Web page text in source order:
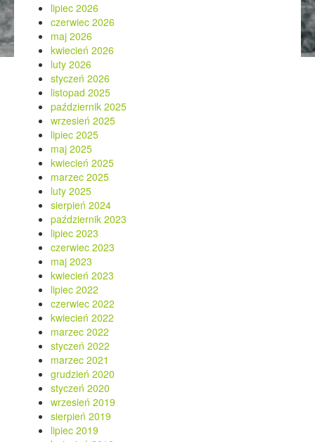
lipiec 2026
czerwiec 2026
maj 2026
kwiecień 2026
luty 2026
styczeń 2026
listopad 2025
październik 2025
wrzesień 2025
lipiec 2025
maj 2025
kwiecień 2025
marzec 2025
luty 2025
sierpień 2024
październik 2023
lipiec 2023
czerwiec 2023
maj 2023
kwiecień 2023
lipiec 2022
czerwiec 2022
kwiecień 2022
marzec 2022
styczeń 2022
marzec 2021
grudzień 2020
styczeń 2020
wrzesień 2019
sierpień 2019
lipiec 2019